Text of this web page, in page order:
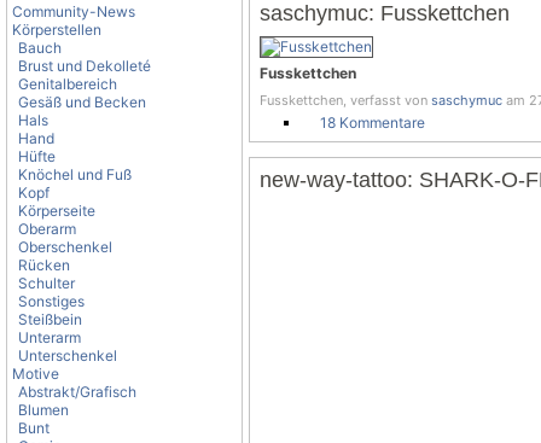
Community-News
Körperstellen
Bauch
Brust und Dekolleté
Genitalbereich
Gesäß und Becken
Hals
Hand
Hüfte
Knöchel und Fuß
Kopf
Körperseite
Oberarm
Oberschenkel
Rücken
Schulter
Sonstiges
Steißbein
Unterarm
Unterschenkel
Motive
Abstrakt/Grafisch
Blumen
Bunt
saschymuc: Fusskettchen
Fusskettchen
Fusskettchen, verfasst von saschymuc am
18 Kommentare
new-way-tattoo: SHARK-O-